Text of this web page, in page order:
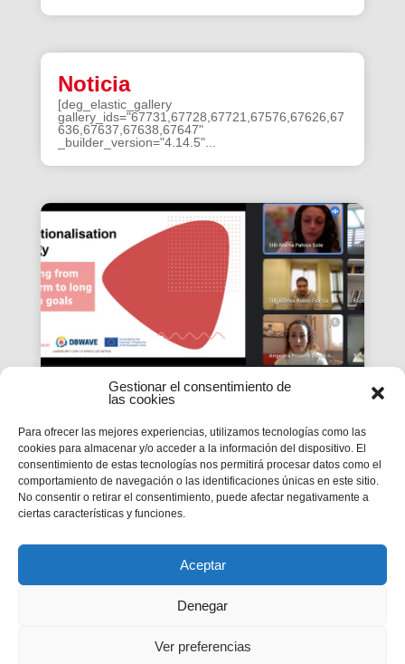
Gestionar el consentimiento de
las cookies
Para ofrecer las mejores experiencias, utilizamos tecnologías como las
cookies para almacenar y/o acceder a la información del dispositivo. El
consentimiento de estas tecnologías nos permitirá procesar datos como el
comportamiento de navegación o las identificaciones únicas en este sitio.
No consentir o retirar el consentimiento, puede afectar negativamente a
ciertas características y funciones.
Aceptar
Denegar
Ver preferencias
Noticia
[deg_elastic_gallery
gallery_ids="67731,67728,67721,67576,67626,67
636,67637,67638,67647"
_builder_version="4.14.5"...
El projecte DB Wave avança
a Sevilla el treball
d’avaluació
Les trobades ‘peer review’ mesuren el progrés
d’una iniciativa que tindrà un impacte a llarg
de Formació Professional de la Unió Europea
gràcies al foment de la qualitat i la inclusió.